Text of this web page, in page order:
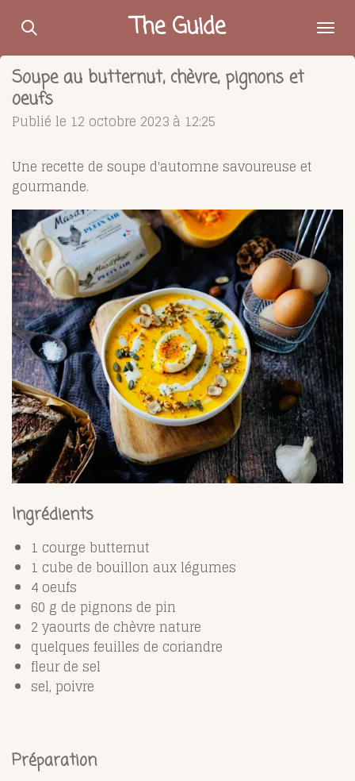
Passer
contenu
principal
The Guide
Soupe au butternut, chèvre, pignons et
oeufs
Publié le 12 octobre 2023 à 12:25
Une recette de soupe d'automne savoureuse et
gourmande.
Ingrédients
1 courge butternut
1 cube de bouillon aux légumes
4 oeufs
60 g de pignons de pin
2 yaourts de chèvre nature
quelques feuilles de coriandre
fleur de sel
sel, poivre
Préparation